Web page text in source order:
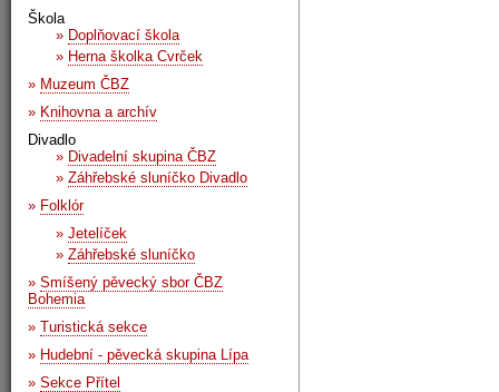
Škola
» Doplňovací škola
» Herna školka Cvrček
» Muzeum ČBZ
» Knihovna a archív
Divadlo
» Divadelní skupina ČBZ
» Záhřebské sluníčko Divadlo
» Folklór
» Jetelíček
» Záhřebské sluníčko
» Smíšený pěvecký sbor ČBZ
Bohemia
» Turistická sekce
» Hudební - pěvecká skupina Lípa
» Sekce Přítel